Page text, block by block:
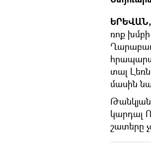
ԵՐԵՎԱՆ,
ռոք
տալ
մասին
կարդալ
շատերը